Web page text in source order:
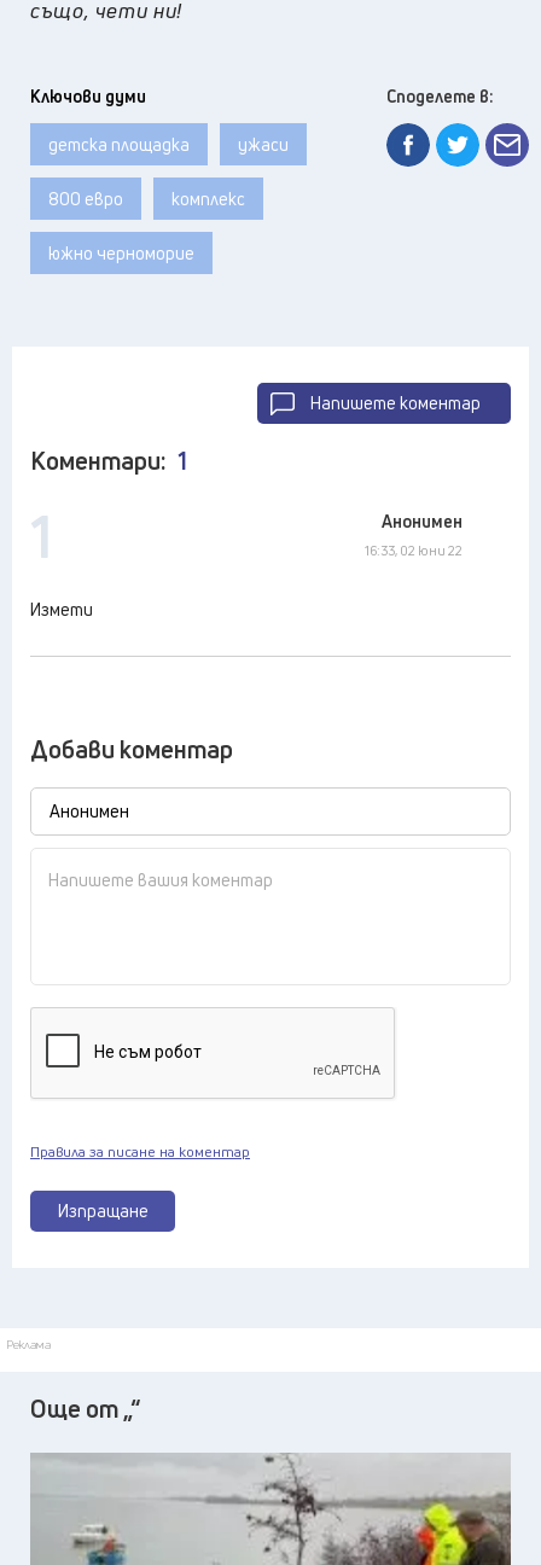
също, чети ни!
Ключови думи
детска площадка ужаси
800 евро комплекс
южно черноморие
Споделете в:
Напишете коментар
Коментари: 1
1 Анонимен
16:33, 02 юни 22
Измети
Добави коментар
Изпращане
Правила за писане на коментар
Реклама
Още от „“